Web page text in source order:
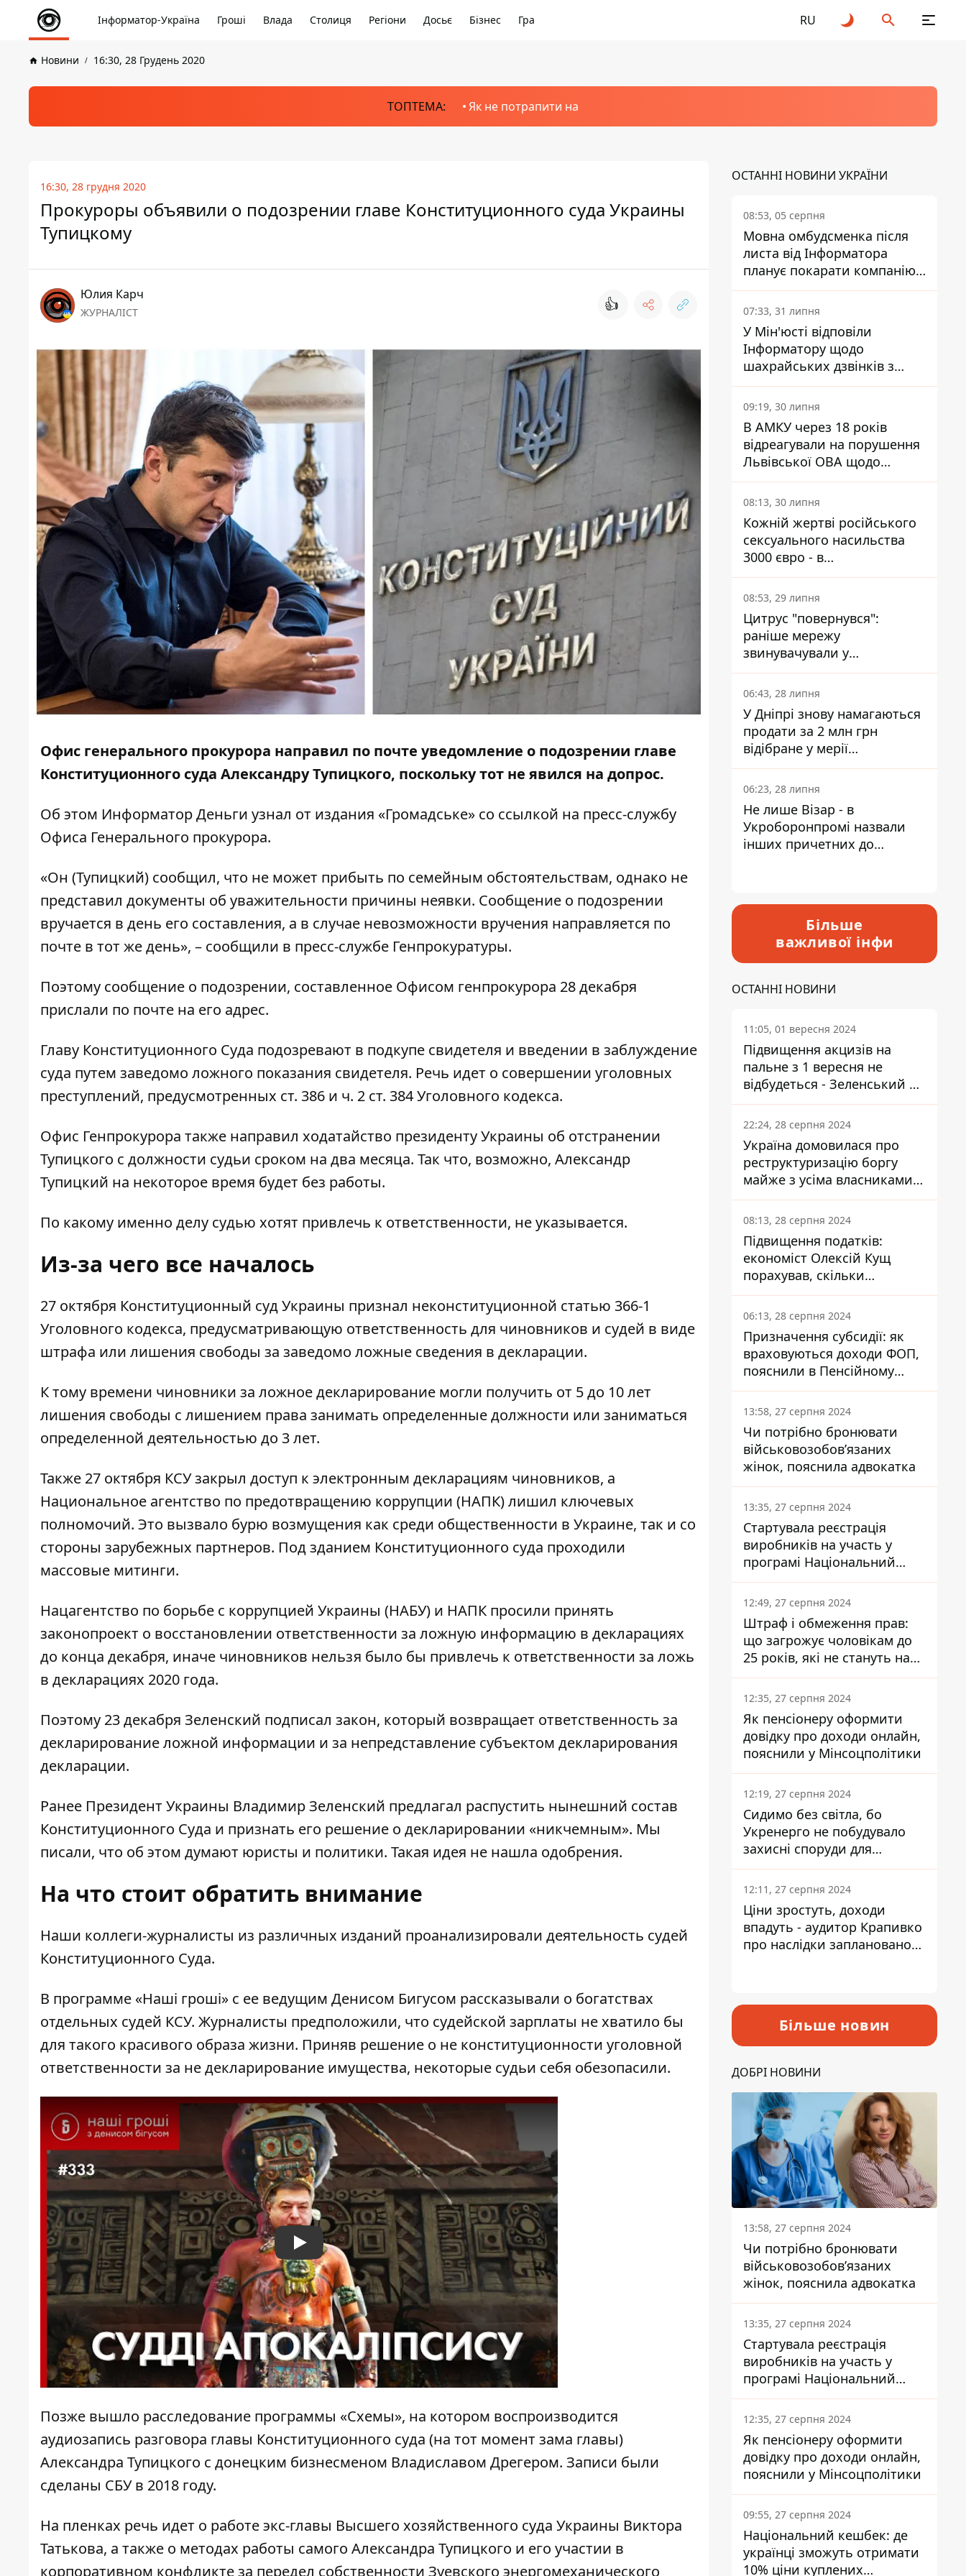
Інформатор-Україна Гроші Влада Столиця Регіони Досьє Бізнес Гра RU
Новини 16:30, 28 Грудень 2020
ТОПТЕМА: Як не потрапити на
16:30, 28 грудня 2020
Прокуроры объявили о подозрении главе Конституционного суда Украины
Тупицкому
Юлия Карч
ЖУРНАЛІСТ 👍
Офис генерального прокурора направил по почте уведомление о подозрении главе
Конституционного суда Александру Тупицкого, поскольку тот не явился на допрос.
Об этом Информатор Деньги узнал от издания «Громадське» со ссылкой на пресс-службу
Офиса Генерального прокурора.
«Он (Тупицкий) сообщил, что не может прибыть по семейным обстоятельствам, однако не
представил документы об уважительности причины неявки. Сообщение о подозрении
вручается в день его составления, а в случае невозможности вручения направляется по
почте в тот же день», – сообщили в пресс-службе Генпрокуратуры.
Поэтому сообщение о подозрении, составленное Офисом генпрокурора 28 декабря
прислали по почте на его адрес.
Главу Конституционного Суда подозревают в подкупе свидетеля и введении в заблуждение
суда путем заведомо ложного показания свидетеля. Речь идет о совершении уголовных
преступлений, предусмотренных ст. 386 и ч. 2 ст. 384 Уголовного кодекса.
Офис Генпрокурора также направил ходатайство президенту Украины об отстранении
Тупицкого с должности судьи сроком на два месяца. Так что, возможно, Александр
Тупицкий на некоторое время будет без работы.
По какому именно делу судью хотят привлечь к ответственности, не указывается.
Из-за чего все началось
27 октября Конституционный суд Украины признал неконституционной статью 366-1
Уголовного кодекса, предусматривающую ответственность для чиновников и судей в виде
штрафа или лишения свободы за заведомо ложные сведения в декларации.
К тому времени чиновники за ложное декларирование могли получить от 5 до 10 лет
лишения свободы с лишением права занимать определенные должности или заниматься
определенной деятельностью до 3 лет.
Также 27 октября КСУ закрыл доступ к электронным декларациям чиновников, а
Национальное агентство по предотвращению коррупции (НАПК) лишил ключевых
полномочий. Это вызвало бурю возмущения как среди общественности в Украине, так и со
стороны зарубежных партнеров. Под зданием Конституционного суда проходили
массовые митинги.
Нацагентство по борьбе с коррупцией Украины (НАБУ) и НАПК просили принять
законопроект о восстановлении ответственности за ложную информацию в декларациях
до конца декабря, иначе чиновников нельзя было бы привлечь к ответственности за ложь
в декларациях 2020 года.
Поэтому 23 декабря Зеленский подписал закон, который возвращает ответственность за
декларирование ложной информации и за непредставление субъектом декларирования
декларации.
Ранее Президент Украины Владимир Зеленский предлагал распустить нынешний состав
Конституционного Суда и признать его решение о декларировании «никчемным». Мы
писали, что об этом думают юристы и политики. Такая идея не нашла одобрения.
На что стоит обратить внимание
Наши коллеги-журналисты из различных изданий проанализировали деятельность судей
Конституционного Суда.
В программе «Наші гроші» с ее ведущим Денисом Бигусом рассказывали о богатствах
отдельных судей КСУ. Журналисты предположили, что судейской зарплаты не хватило бы
для такого красивого образа жизни. Приняв решение о не конституционности уголовной
ответственности за не декларирование имущества, некоторые судьи себя обезопасили.
Play
Позже вышло расследование программы «Схемы», на котором воспроизводится
аудиозапись разговора главы Конституционного суда (на тот момент зама главы)
Александра Тупицкого с донецким бизнесменом Владиславом Дрегером. Записи были
сделаны СБУ в 2018 году.
На пленках речь идет о работе экс-главы Высшего хозяйственного суда Украины Виктора
Татькова, а также о методах работы самого Александра Тупицкого и его участии в
корпоративном конфликте за передел собственности Зуевского энергомеханического
ОСТАННІ НОВИНИ УКРАЇНИ
08:53, 05 серпня
Мовна омбудсменка після
листа від Інформатора
планує покарати компанію-
підрядника ПриватБанку
07:33, 31 липня
У Мін'юсті відповіли
Інформатору щодо
шахрайських дзвінків з
камери Сумського СІЗО так,
що ніхто нічого не зрозумів
09:19, 30 липня
В АМКУ через 18 років
відреагували на порушення
Львівської ОВА щодо
харчування у закладах
освіти
08:13, 30 липня
Кожній жертві російського
сексуального насильства
3000 євро - в
Мінсоцполітики пояснили
Інформатору, звідки на це
гроші
08:53, 29 липня
Цитрус "повернувся":
раніше мережу
звинувачували у
контрабанді техніки та
ухиленні від сплати
податків
06:43, 28 липня
У Дніпрі знову намагаються
продати за 2 млн грн
відібране у мерії
приміщення Укрпошти
06:23, 28 липня
Не лише Візар - в
Укроборонпромі назвали
інших причетних до
Більше
важливої інфи
ОСТАННІ НОВИНИ
11:05, 01 вересня 2024
Підвищення акцизів на
пальне з 1 вересня не
відбудеться - Зеленський не
підписав закон
22:24, 28 серпня 2024
Україна домовилася про
реструктуризацію боргу
майже з усіма власниками
єврооблігацій: що це
означає для країни
08:13, 28 серпня 2024
Підвищення податків:
економіст Олексій Кущ
порахував, скільки
заплатить кожен українець
06:13, 28 серпня 2024
Призначення субсидії: як
враховуються доходи ФОП,
пояснили в Пенсійному
фонді
13:58, 27 серпня 2024
Чи потрібно бронювати
військовозобов’язаних
жінок, пояснила адвокатка
13:35, 27 серпня 2024
Стартувала реєстрація
виробників на участь у
програмі Національний
кешбек: як це зробити
через портал Дія
12:49, 27 серпня 2024
Штраф і обмеження прав:
що загрожує чоловікам до
25 років, які не стануть на
військовий облік
12:35, 27 серпня 2024
Як пенсіонеру оформити
довідку про доходи онлайн,
пояснили у Мінсоцполітики
12:19, 27 серпня 2024
Сидимо без світла, бо
Укренерго не побудувало
захисні споруди для
енергетики - нардеп
Кучеренко
12:11, 27 серпня 2024
Ціни зростуть, доходи
впадуть - аудитор Крапивко
про наслідки запланованого
Більше новин
ДОБРІ НОВИНИ
13:58, 27 серпня 2024
Чи потрібно бронювати
військовозобов’язаних
жінок, пояснила адвокатка
13:35, 27 серпня 2024
Стартувала реєстрація
виробників на участь у
програмі Національний
кешбек: як це зробити
через портал Дія
12:35, 27 серпня 2024
Як пенсіонеру оформити
довідку про доходи онлайн,
пояснили у Мінсоцполітики
09:55, 27 серпня 2024
Національний кешбек: де
українці зможуть отримати
10% ціни куплених